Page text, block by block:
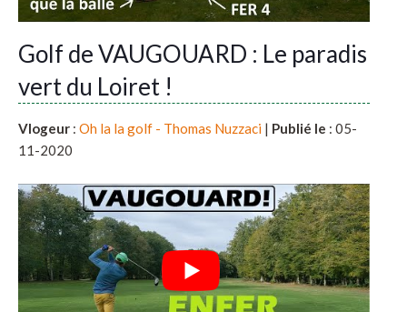
Golf de VAUGOUARD : Le paradis
vert du Loiret !
Vlogeur : Oh la la golf - Thomas Nuzzaci | Publié le : 05-
11-2020